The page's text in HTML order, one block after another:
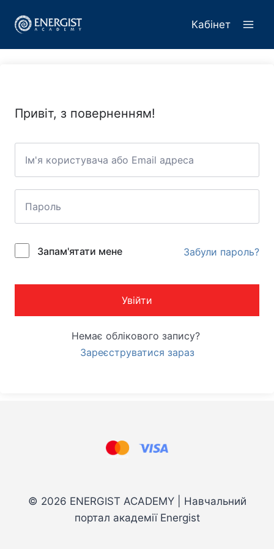
Кабінет
Привіт, з поверненням!
Запам'ятати мене Забули пароль?
Увійти
Немає облікового запису?
Зареєструватися зараз
© 2026 ENERGIST ACADEMY | Навчальний
портал академії Energist